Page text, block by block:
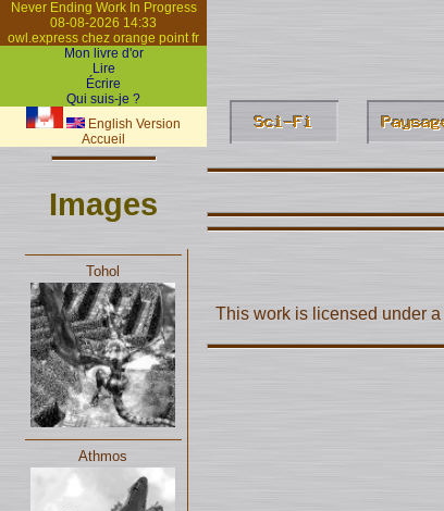
Never Ending Work In Progress
08-08-2026 14:33
owl.express chez orange point fr
Mon livre d'or
Lire
Écrire
Qui suis-je ?
English Version
Accueil
Images
Tohol
Athmos
This work is licensed under a